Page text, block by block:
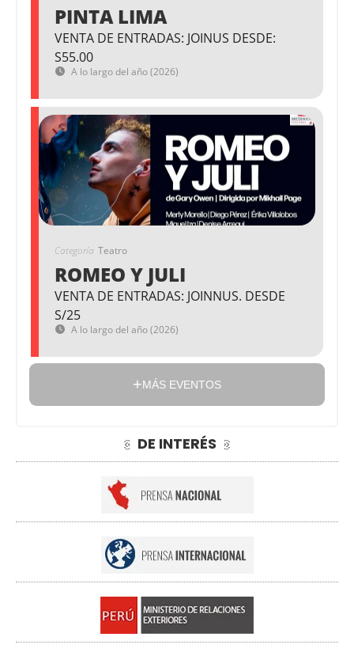
PINTA LIMA
VENTA DE ENTRADAS: JOINUS DESDE:
S55.00
A lo largo del año (2026)
Categoría Teatro
ROMEO Y JULI
VENTA DE ENTRADAS: JOINNUS. DESDE
S/25
A lo largo del año (2026)
MÁS EVENTOS
DE INTERÉS